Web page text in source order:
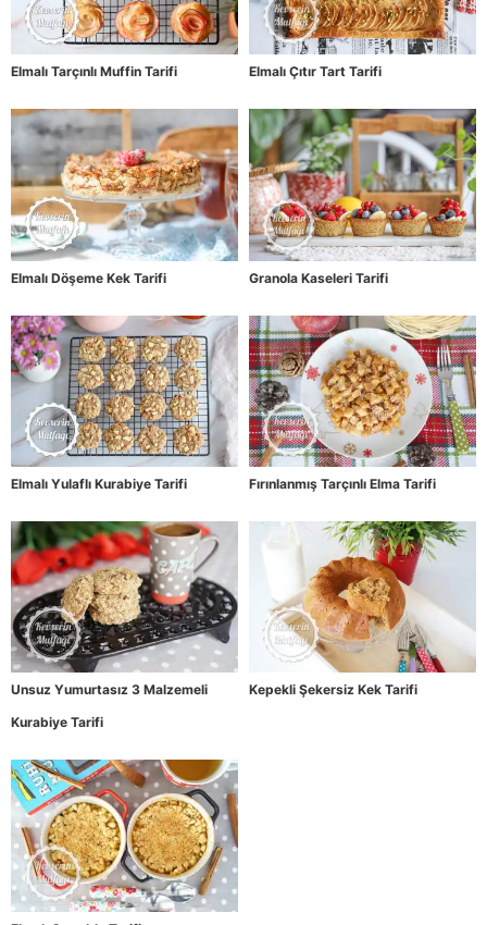
Elmalı Tarçınlı Muffin Tarifi Elmalı Çıtır Tart Tarifi
Elmalı Döşeme Kek Tarifi Granola Kaseleri Tarifi
Elmalı Yulaflı Kurabiye Tarifi Fırınlanmış Tarçınlı Elma Tarifi
Unsuz Yumurtasız 3 Malzemeli
Kurabiye Tarifi
Kepekli Şekersiz Kek Tarifi